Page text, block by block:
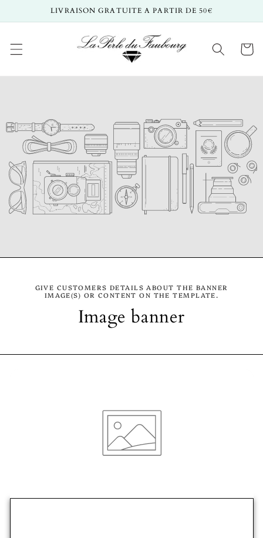
passer
au
LIVRAISON GRATUITE A PARTIR DE 50€
Panier
GIVE CUSTOMERS DETAILS ABOUT THE BANNER
IMAGE(S) OR CONTENT ON THE TEMPLATE.
Image banner